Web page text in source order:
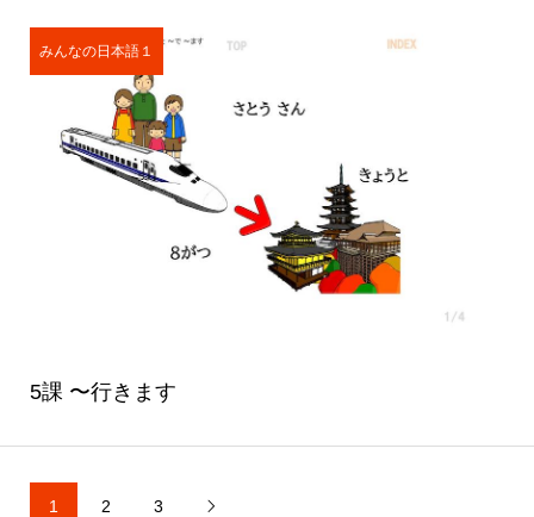
みんなの日本語１
5課 〜行きます
1 2 3 